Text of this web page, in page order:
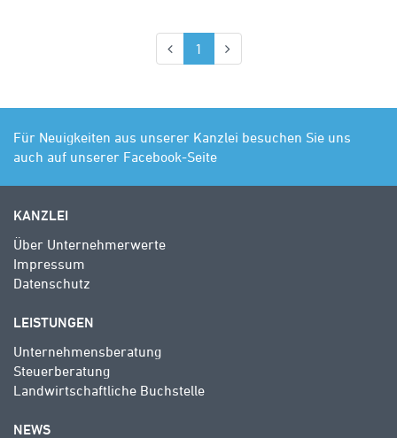
1 (aktuell)
Für Neuigkeiten aus unserer Kanzlei besuchen Sie uns
auch auf unserer Facebook-Seite
KANZLEI
Über Unternehmerwerte
Impressum
Datenschutz
LEISTUNGEN
Unternehmensberatung
Steuerberatung
Landwirtschaftliche Buchstelle
NEWS